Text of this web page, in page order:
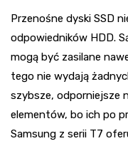
Przenośne dyski SSD
odpowiedników HDD.
mogą być zasilane
tego nie wydają
szybsze, odporniejsze
elementów, bo ich po
Samsung z serii T7